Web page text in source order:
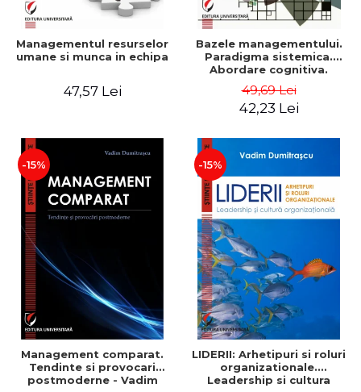
Managementul resurselor
umane si munca in echipa
47,57 Lei
Bazele managementului.
Paradigma sistemica.
Abordare cognitiva.
comportamentala - Vadim
Dumitrascu
49,69 Lei
42,23 Lei
-15%
Management comparat.
Tendinte si provocari
postmoderne - Vadim
-15%
LIDERII: Arhetipuri si roluri
organizationale.
Leadership si cultura